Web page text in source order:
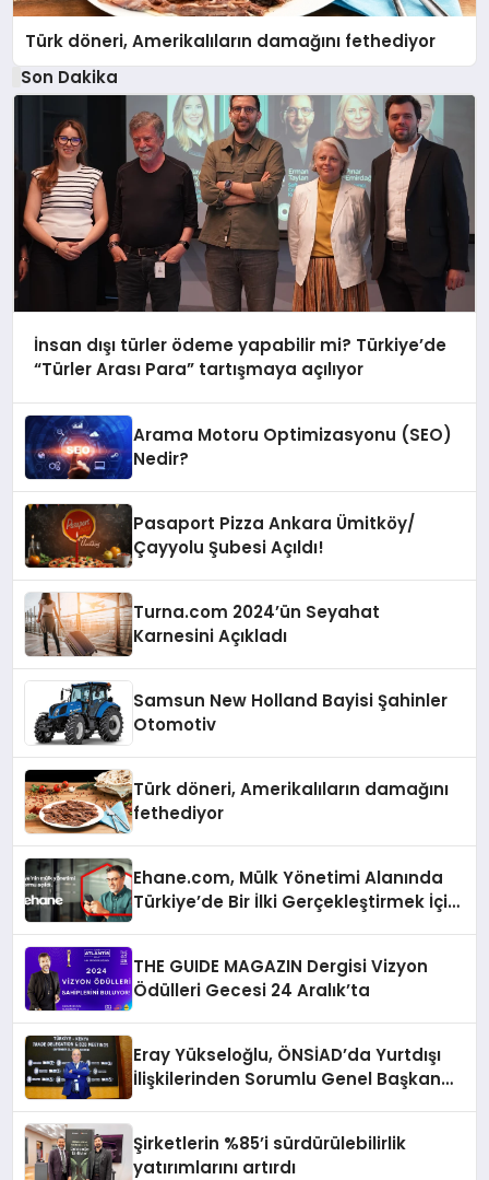
Türk döneri, Amerikalıların damağını fethediyor
Son Dakika
İnsan dışı türler ödeme yapabilir mi? Türkiye’de
“Türler Arası Para” tartışmaya açılıyor
Arama Motoru Optimizasyonu (SEO)
Nedir?
Pasaport Pizza Ankara Ümitköy/
Çayyolu Şubesi Açıldı!
Turna.com 2024’ün Seyahat
Karnesini Açıkladı
Samsun New Holland Bayisi Şahinler
Otomotiv
Türk döneri, Amerikalıların damağını
fethediyor
Ehane.com, Mülk Yönetimi Alanında
Türkiye’de Bir İlki Gerçekleştirmek İçin
THE GUIDE MAGAZIN Dergisi Vizyon
Ödülleri Gecesi 24 Aralık’ta
Eray Yükseloğlu, ÖNSİAD’da Yurtdışı
İlişkilerinden Sorumlu Genel Başkan
Şirketlerin %85’i sürdürülebilirlik
yatırımlarını artırdı